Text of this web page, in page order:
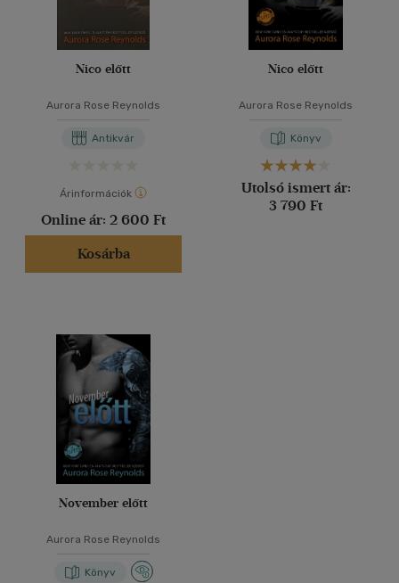
Nico előtt
Aurora Rose Reynolds
Antikvár
Árinformációk
Online ár: 2 600 Ft
Kosárba
Nico előtt
Aurora Rose Reynolds
Könyv
Utolsó ismert ár:
3 790 Ft
November előtt
Aurora Rose Reynolds
Könyv